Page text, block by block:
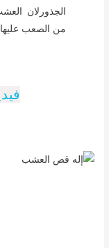
الجذورلان
من الصعب عليها